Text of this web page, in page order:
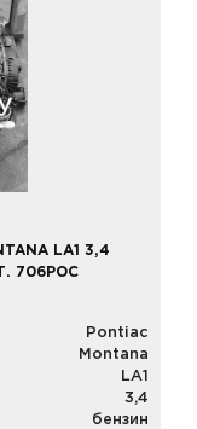
LA1 3,4
706POC
Pontiac
Montana
LA1
3,4
бензин